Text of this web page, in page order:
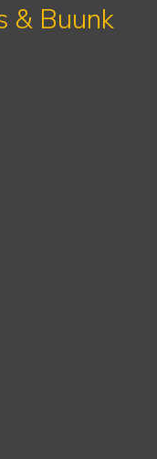
& Buunk